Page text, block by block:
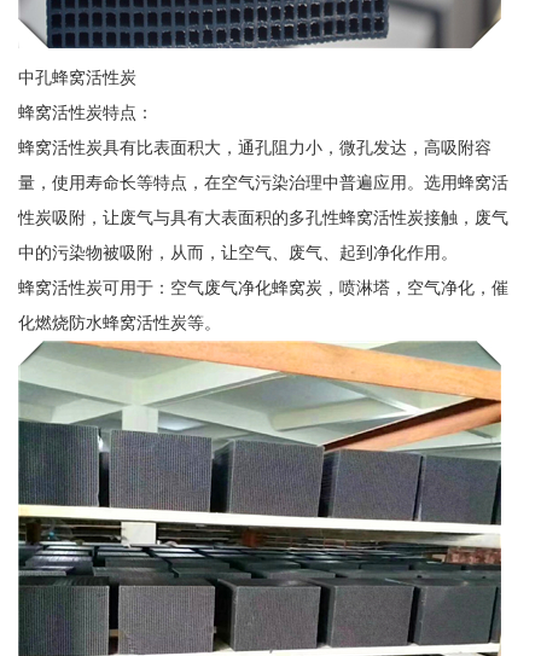
中孔蜂窝活性炭
蜂窝活性炭特点：
蜂窝活性炭具有比表面积大，通孔阻力小，微孔发达，高吸附容
量，使用寿命长等特点，在空气污染治理中普遍应用。选用蜂窝活
性炭吸附，让废气与具有大表面积的多孔性蜂窝活性炭接触，废气
中的污染物被吸附，从而，让空气、废气、起到净化作用。
蜂窝活性炭可用于：空气废气净化蜂窝炭，喷淋塔，空气净化，催
化燃烧防水蜂窝活性炭等。